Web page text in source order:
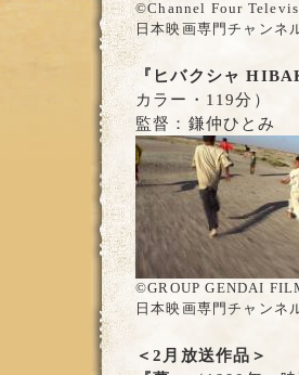
©Channel Four
日本映画専門チャンネ
『ヒバクシャ
カラー・119分）
監督：鎌仲ひとみ
©GROUP GENDAI
日本映画専門チャンネ
＜2月放送作品＞